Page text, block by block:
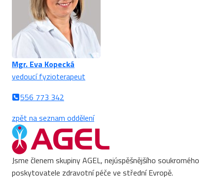
Mgr. Eva Kopecká
vedoucí fyzioterapeut
556 773 342
zpět na seznam oddělení
Jsme členem skupiny AGEL, nejúspěšnějšího soukromého
poskytovatele zdravotní péče ve střední Evropě.